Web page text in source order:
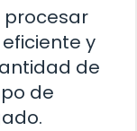
procesar
y
de
de